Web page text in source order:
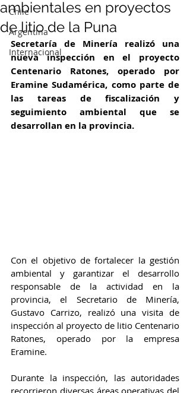
Chile
Argentina
Internacional
ambientales en proyectos
de litio de la Puna
Secretaría de Minería realizó una
nueva inspección en el proyecto
Centenario Ratones, operado por
Eramine Sudamérica, como parte de
las tareas de fiscalización y
seguimiento ambiental que se
desarrollan en la provincia.
Con el objetivo de fortalecer la gestión
ambiental y garantizar el desarrollo
responsable de la actividad en la
provincia, el Secretario de Minería,
Gustavo Carrizo, realizó una visita de
inspección al proyecto de litio Centenario
Ratones, operado por la empresa
Eramine.
Durante la inspección, las autoridades
recorrieron diversas áreas operativas del